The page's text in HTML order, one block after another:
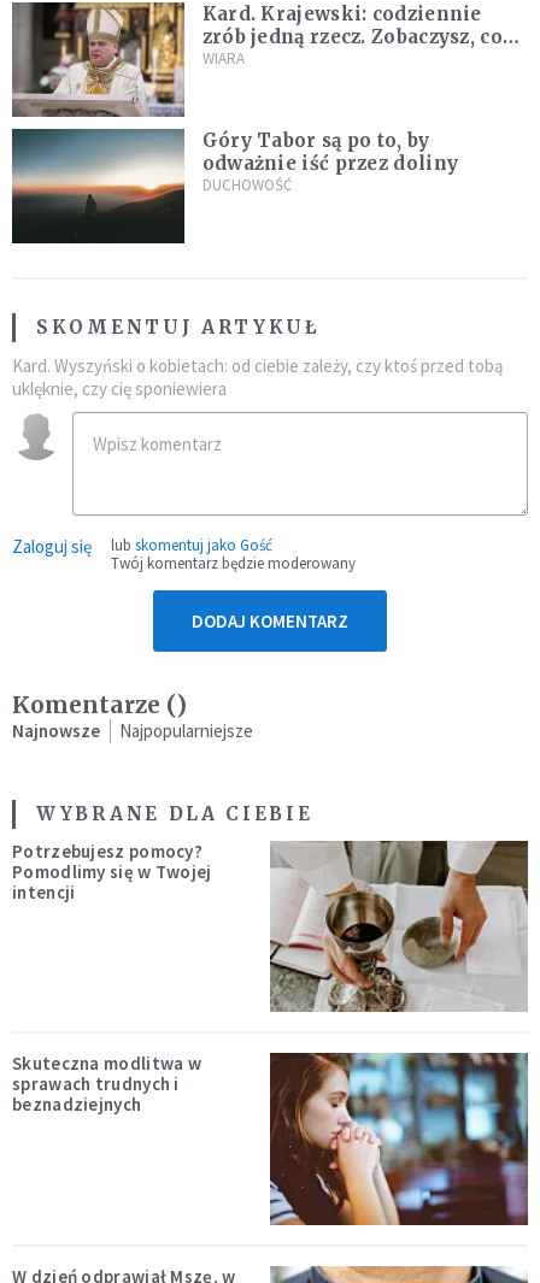
Kard. Krajewski: codziennie
zrób jedną rzecz. Zobaczysz, co
stanie się z twoim życiem
WIARA
Góry Tabor są po to, by
odważnie iść przez doliny
DUCHOWOŚĆ
SKOMENTUJ ARTYKUŁ
Kard. Wyszyński o kobietach: od ciebie zależy, czy ktoś przed tobą
uklęknie, czy cię sponiewiera
Zaloguj się lub skomentuj jako Gość
Twój komentarz będzie moderowany
DODAJ KOMENTARZ
Komentarze ()
Najnowsze Najpopularniejsze
WYBRANE DLA CIEBIE
Potrzebujesz pomocy?
Pomodlimy się w Twojej
intencji
Skuteczna modlitwa w
sprawach trudnych i
beznadziejnych
W dzień odprawiał Mszę, w